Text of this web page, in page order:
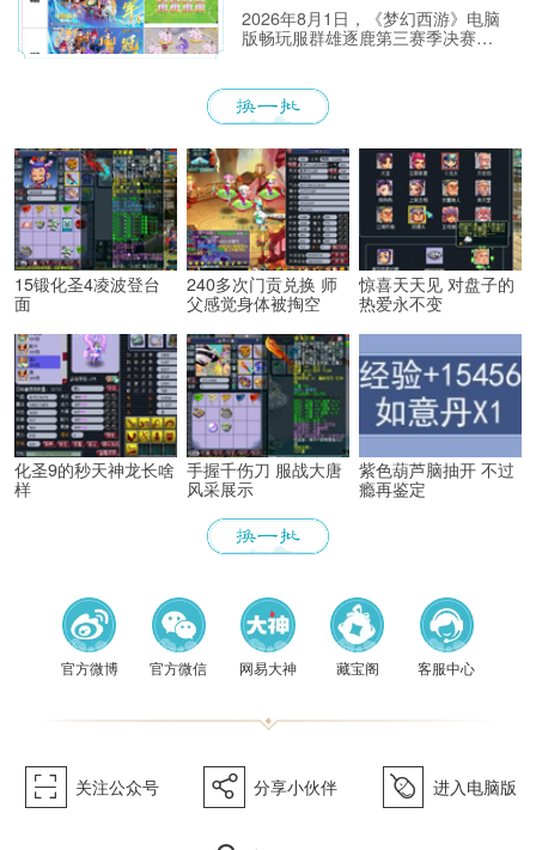
2026年8月1日，《梦幻西游》电脑
版畅玩服群雄逐鹿第三赛季决赛准
15锻化圣4凌波登台
面
240多次门贡兑换 师
父感觉身体被掏空
惊喜天天见 对盘子的
热爱永不变
化圣9的秒天神龙长啥
样
手握千伤刀 服战大唐
风采展示
紫色葫芦脑抽开 不过
瘾再鉴定
《梦幻
官方微博 官方微信 网易大神 藏宝阁 客服中心
򰀁 关注公众号 򰀂 分享小伙伴 򰀄 进入电脑版